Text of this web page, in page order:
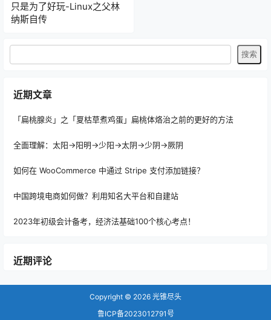
只是为了好玩-Linux之父林
纳斯自传
近期文章
「扁桃腺炎」之「夏枯草煮鸡蛋」扁桃体烙治之前的更好的方法
全面理解：太阳→阳明→少阳→太阴→少阴→厥阴
如何在 WooCommerce 中通过 Stripe 支付添加链接？
中国跨境电商如何做？利用知名大平台和自建站
2023年初级会计备考，经济法基础100个核心考点！
近期评论
Copyright © 2026 光锥尽头
鲁ICP备2023012791号